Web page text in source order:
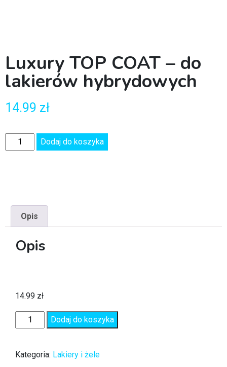
Luxury TOP COAT – do
lakierów hybrydowych
14.99 zł
Dodaj do koszyka
Opis
Opis
14.99 zł
Dodaj do koszyka
Kategoria: Lakiery i żele